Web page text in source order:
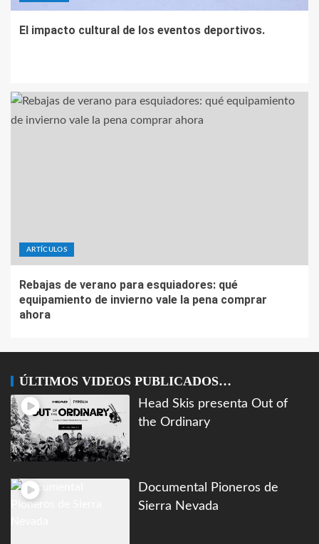
El impacto cultural de los eventos deportivos.
ARTÍCULOS
Rebajas de verano para esquiadores: qué
equipamiento de invierno vale la pena comprar
ahora
ÚLTIMOS VIDEOS PUBLICADOS…
Head Skis presenta Out of
the Ordinary
Documental Pioneros de
Sierra Nevada